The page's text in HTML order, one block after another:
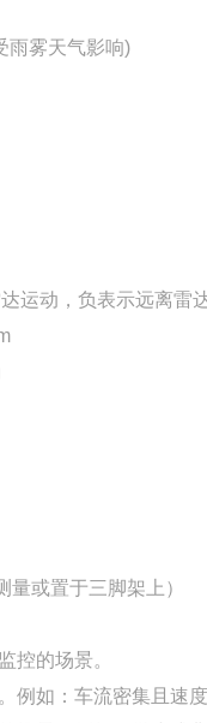
雨雾天气影响)
运动，负表示远离雷
或置于三脚架上）
控的场景。
例如：车流密集且速